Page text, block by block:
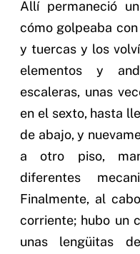
Allí permaneció
cómo golpeaba
y tuercas y los
elementos y
escaleras, unas
en el sexto, hasta
de abajo, y
a otro piso,
diferentes
Finalmente, al
corriente; hubo un
unas lengüitas